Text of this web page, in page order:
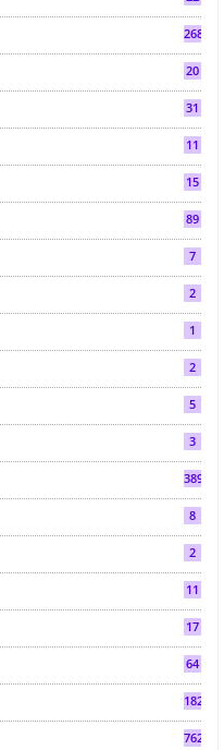
268
20
31
11
15
89
7
2
1
2
5
3
3892
8
2
11
17
64
182
7624